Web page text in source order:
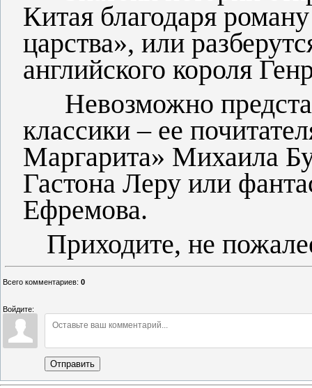
Китая благодаря
царства», или
английского короля
Невозможно
классики – ее
Маргарита» Михаила
Гастона Леру или
Ефремова.
Приходите, не
Всего комментариев: 0
Войдите:
Отправить